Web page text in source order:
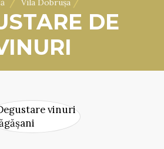
Vila Dobrușa
DE